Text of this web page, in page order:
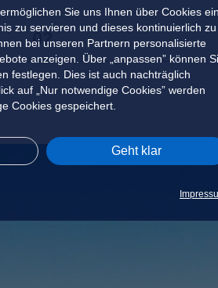
Sie uns Ihnen über Cookies
zu servieren und dieses kontinuierlich zu
bei unseren Partnern personalisierte
anzeigen. Über „anpassen” können
festlegen. Dies ist auch nachträglich
auf „Nur notwendige Cookies” werden
Cookies gespeichert.
Geht klar
02